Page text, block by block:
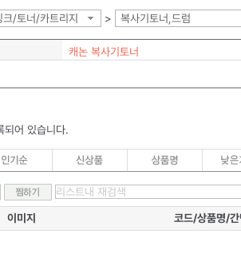
크/토너/카트리지 > 복사기토너,드럼
캐논 복사기토너
되어 있습니다.
이미지 코드/상품명/간